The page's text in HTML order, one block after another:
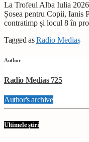
La Trofeul Alba Iulia
Șosea pentru Copii, Ianis
contratimp și locul 8 în
Tagged asRadio Mediaș
Author
Radio Medias 725
Author's archive
Ultimele știri